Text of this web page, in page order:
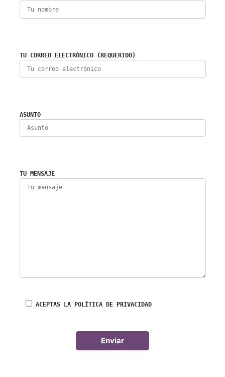
TU CORREO ELECTRÓNICO (REQUERIDO)
ASUNTO
TU MENSAJE
ACEPTAS LA POLÍTICA DE PRIVACIDAD